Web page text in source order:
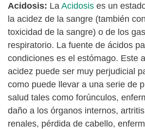
Acidosis: La Acidosis es un
la acidez de la sangre (también
toxicidad de la sangre) o de los
respiratorio. La fuente de ácidos
condiciones es el estómago. Este
acidez puede ser muy perjudicial
como puede llevar a una serie de
salud tales como forúnculos,
daño a los órganos internos,
renales, pérdida de cabello,